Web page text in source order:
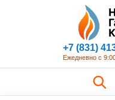
+7 (831)
Ежедневно с